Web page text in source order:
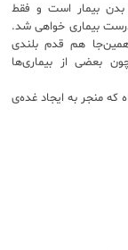
بدن بیمار است و فقط
بیماری خواهی شد.
هم قدم بلندی
بعضی از بیماری‌ها
که منجر به ایجاد غده‌ی